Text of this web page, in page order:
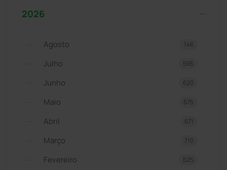
2026
Agosto 146
Julho 695
Junho 620
Maio 675
Abril 671
Março 710
Fevereiro 625